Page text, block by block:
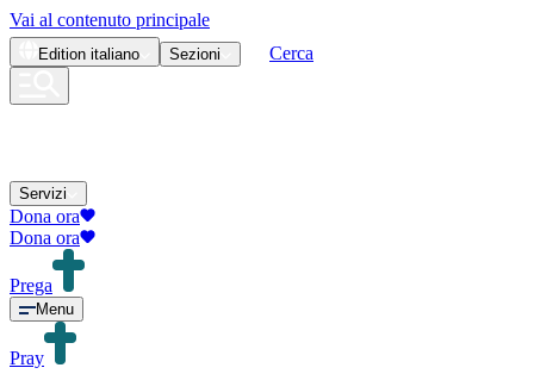
Vai al contenuto principale
Edition italiano Sezioni Cerca
Servizi
Dona ora
Dona ora
Prega
Menu
Pray